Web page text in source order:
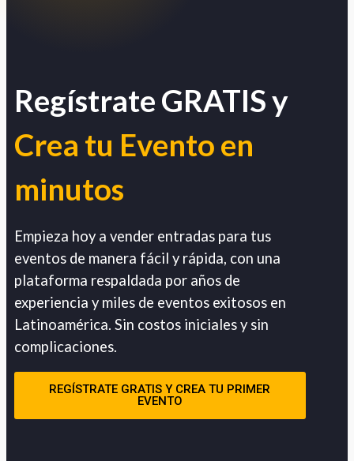
Regístrate GRATIS y
Crea tu Evento en
minutos
Empieza hoy a vender entradas para tus
eventos de manera fácil y rápida, con una
plataforma respaldada por años de
experiencia y miles de eventos exitosos en
Latinoamérica. Sin costos iniciales y sin
complicaciones.
REGÍSTRATE GRATIS Y CREA TU PRIMER
EVENTO